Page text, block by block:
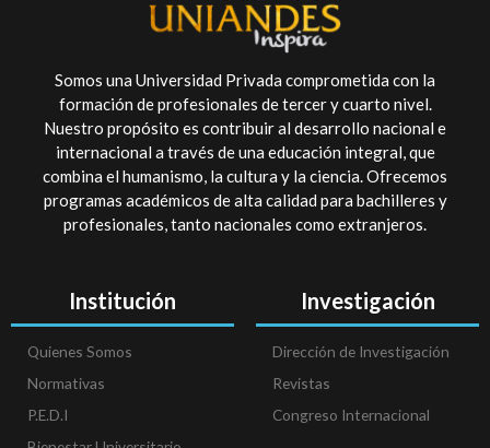
Somos una Universidad Privada comprometida con la
formación de profesionales de tercer y cuarto nivel.
Nuestro propósito es contribuir al desarrollo nacional e
internacional a través de una educación integral, que
combina el humanismo, la cultura y la ciencia. Ofrecemos
programas académicos de alta calidad para bachilleres y
profesionales, tanto nacionales como extranjeros.
Institución
Quienes Somos
Normativas
P.E.D.I
Investigación
Dirección de Investigación
Revistas
Congreso Internacional